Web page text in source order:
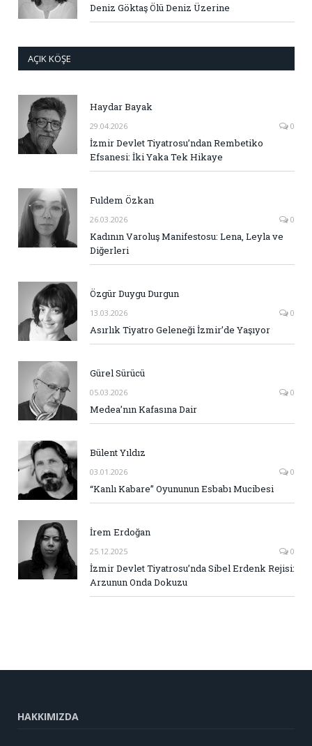
Deniz Göktaş Ölü Deniz Üzerine
AÇIK KÖŞE
Haydar Bayak
29.04.2026 0
İzmir Devlet Tiyatrosu’ndan Rembetiko
Efsanesi: İki Yaka Tek Hikaye
Fuldem Özkan
26.03.2026 0
Kadının Varoluş Manifestosu: Lena, Leyla ve
Diğerleri
Özgür Duygu Durgun
13.03.2026 0
Asırlık Tiyatro Geleneği İzmir’de Yaşıyor
Gürel Sürücü
05.03.2026 0
Medea’nın Kafasına Dair
Bülent Yıldız
03.01.2026 0
“Kanlı Kabare” Oyununun Esbabı Mucibesi
İrem Erdoğan
25.12.2025 0
İzmir Devlet Tiyatrosu’nda Sibel Erdenk Rejisi:
Arzunun Onda Dokuzu
HAKKIMIZDA